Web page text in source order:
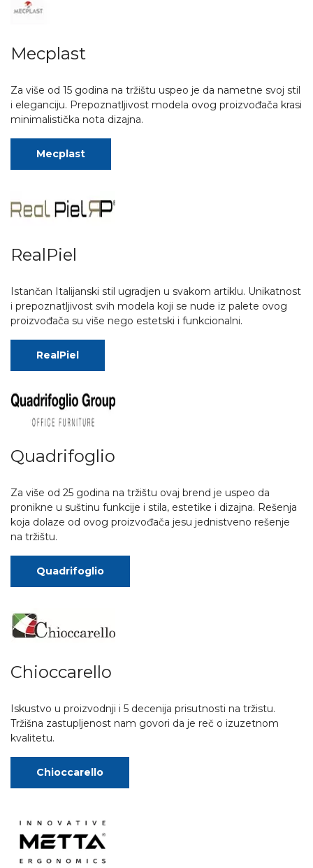
Mecplast
Za više od 15 godina na tržištu uspeo je da nametne svoj stil
i eleganciju. Prepoznatljivost modela ovog proizvođača krasi
minimalistička nota dizajna.
Mecplast
RealPiel
Istančan Italijanski stil ugradjen u svakom artiklu. Unikatnost
i prepoznatljivost svih modela koji se nude iz palete ovog
proizvođača su više nego estetski i funkcionalni.
RealPiel
Quadrifoglio
Za više od 25 godina na tržištu ovaj brend je uspeo da
pronikne u suštinu funkcije i stila, estetike i dizajna. Rešenja
koja dolaze od ovog proizvođača jesu jednistveno rešenje
na tržištu.
Quadrifoglio
Chioccarello
Iskustvo u proizvodnji i 5 decenija prisutnosti na tržistu.
Tržišna zastupljenost nam govori da je reč o izuzetnom
kvalitetu.
Chioccarello